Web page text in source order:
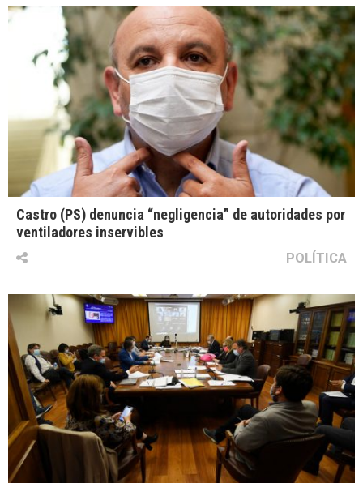
Castro (PS) denuncia “negligencia” de autoridades por
ventiladores inservibles
POLÍTICA